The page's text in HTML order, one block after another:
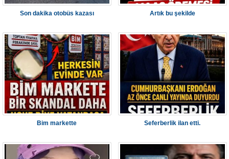
Son dakika otobüs kazası Artık bu şekilde
Bim markette Seferberlik ilan etti.